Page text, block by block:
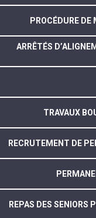
PROCÉDURE
ARRÊTÉS
TRAVAUX
RECRUTEMENT DE
REPAS DES SENIORS